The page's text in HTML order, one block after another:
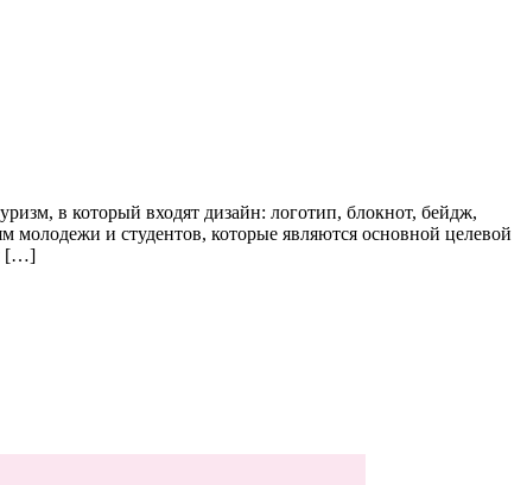
в который входят дизайн: логотип, блокнот, бейдж,
молодежи и студентов, которые являются основной целевой
[…]